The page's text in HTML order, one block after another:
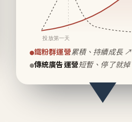
投放第一天
鐵粉群運營累積、持續成長 ↗
傳統廣告運營短暫、停了就掉